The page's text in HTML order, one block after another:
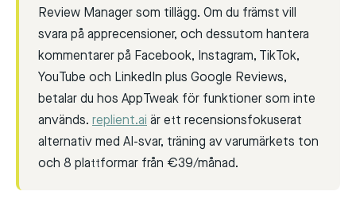
Review Manager som tillägg. Om du främst vill
svara på apprecensioner, och dessutom hantera
kommentarer på Facebook, Instagram, TikTok,
YouTube och LinkedIn plus Google Reviews,
betalar du hos AppTweak för funktioner som inte
används. replient.ai är ett recensionsfokuserat
alternativ med AI-svar, träning av varumärkets ton
och 8 plattformar från €39/månad.